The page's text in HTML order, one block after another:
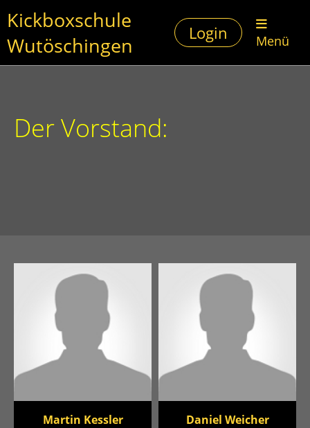
Kickboxschule
Wutöschingen
Login Menü
Der Vorstand:
Martin Kessler Daniel Weicher